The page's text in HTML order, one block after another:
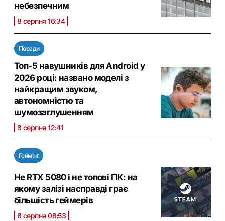
небезпечним
8 серпня 16:34
Поради
Топ-5 навушників для Android у
2026 році: названо моделі з
найкращим звуком,
автономністю та
шумозаглушенням
8 серпня 12:41
Геймінг
Не RTX 5080 і не топові ПК: на
якому залізі насправді грає
більшість геймерів
8 серпня 08:53